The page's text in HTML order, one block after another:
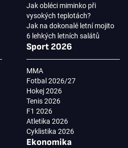
Jak obléci miminko při
vysokých teplotách?
Jak na dokonalé letní mojito
6 lehkých letních salátů
Sport 2026
MMA
Fotbal 2026/27
Hokej 2026
Tenis 2026
F1 2026
Atletika 2026
Cyklistika 2026
Ekonomika